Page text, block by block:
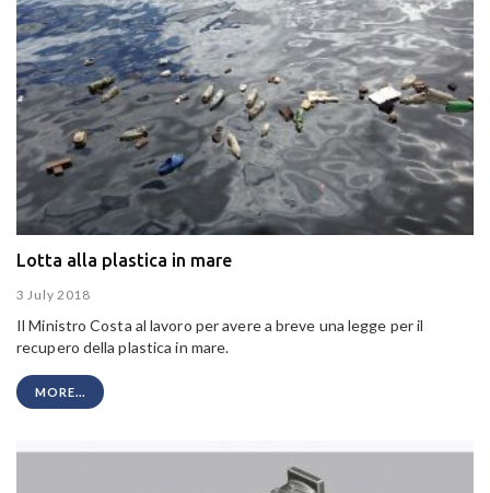
Lotta alla plastica in mare
3 July 2018
Il Ministro Costa al lavoro per avere a breve una legge per il
recupero della plastica in mare.
MORE...